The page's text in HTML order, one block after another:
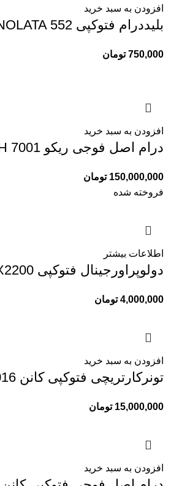
افزودن به سبد خرید
بلیددرام فتوکپی KONICA MINOLATA 552
750,000 تومان
افزودن به سبد خرید
درام اصل فوجی ریکو 7001 DURAM RICOH
150,000,000 تومان
فروخته شده
اطلاعات بیشتر
دولوپراورجینال فتوکپی SAMSUNG KX2200
4,000,000 تومان
افزودن به سبد خرید
تونرکارتریچی فتوکپی کانن CANON2016
15,000,000 تومان
افزودن به سبد خرید